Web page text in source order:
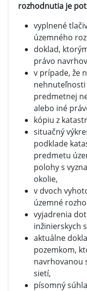
rozhodnutia je
vyplnené
územného
doklad,
právo
v prípade, že
nehnuteľnosti
predmetnej
alebo iné
kópiu z
situačný
podklade
predmetu
polohy s
okolie,
v dvoch
územné
vyjadrenia
inžinierskych
aktuálne
pozemkom,
navrhovanou
sietí,
písomný